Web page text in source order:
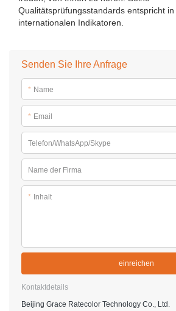
Qualitätsprüfungsstandards entspricht
internationalen Indikatoren.
Senden Sie Ihre Anfrage
* Name
* Email
Telefon/WhatsApp/Skype
Name der Firma
* Inhalt
einreichen
Kontaktdetails
Beijing Grace Ratecolor Technology Co., Ltd.